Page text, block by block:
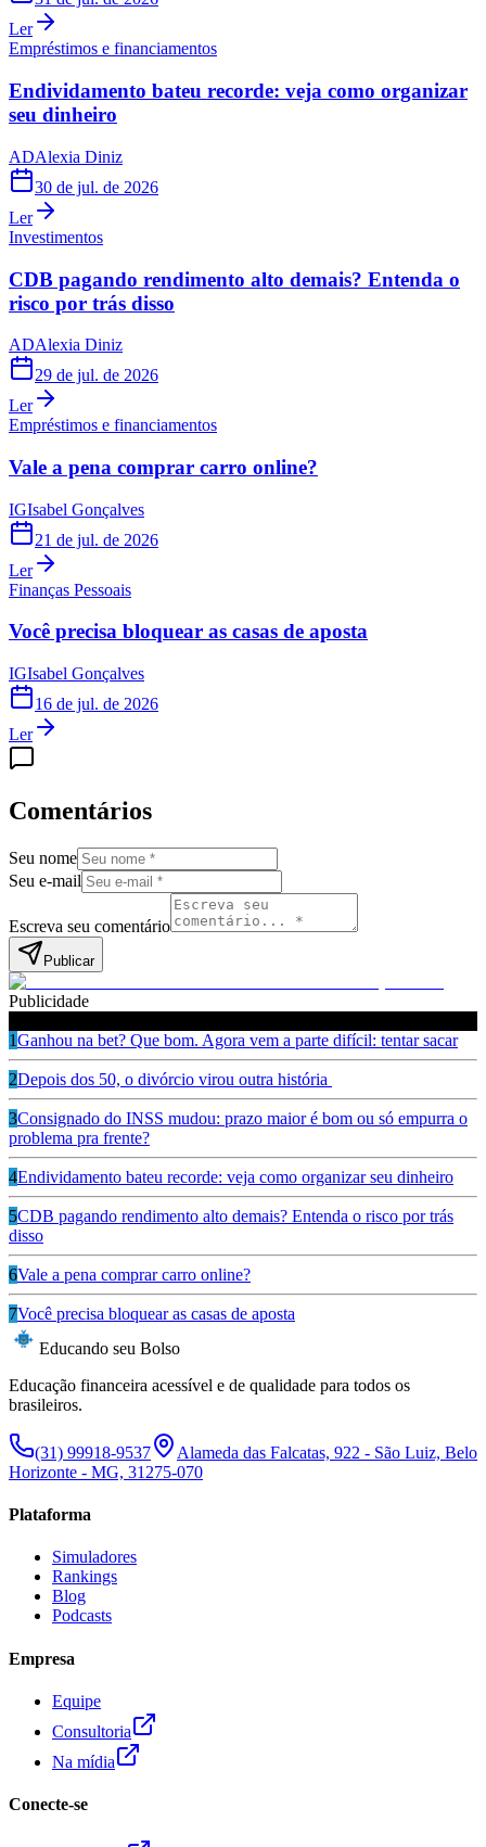
Ler
Empréstimos e financiamentos
Endividamento bateu recorde: veja como organizar
seu dinheiro
ADAlexia Diniz
30 de jul. de 2026
Ler
Investimentos
CDB pagando rendimento alto demais? Entenda o
risco por trás disso
ADAlexia Diniz
29 de jul. de 2026
Ler
Empréstimos e financiamentos
Vale a pena comprar carro online?
IGIsabel Gonçalves
21 de jul. de 2026
Ler
Finanças Pessoais
Você precisa bloquear as casas de aposta
IGIsabel Gonçalves
16 de jul. de 2026
Ler
Comentários
Seu nome
Seu e-mail
Escreva seu comentário
Publicar
Publicidade
1Ganhou na bet? Que bom. Agora vem a parte difícil: tentar sacar
2Depois dos 50, o divórcio virou outra história
3Consignado do INSS mudou: prazo maior é bom ou só empurra o
problema pra frente?
4Endividamento bateu recorde: veja como organizar seu dinheiro
5CDB pagando rendimento alto demais? Entenda o risco por trás
disso
6Vale a pena comprar carro online?
7Você precisa bloquear as casas de aposta
Educando seu Bolso
Educação financeira acessível e de qualidade para todos os
brasileiros.
(31) 99918-9537
Alameda das Falcatas, 922 - São Luiz, Belo
Horizonte - MG, 31275-070
Plataforma
Simuladores
Rankings
Blog
Podcasts
Empresa
Equipe
Consultoria
Na mídia
Conecte-se